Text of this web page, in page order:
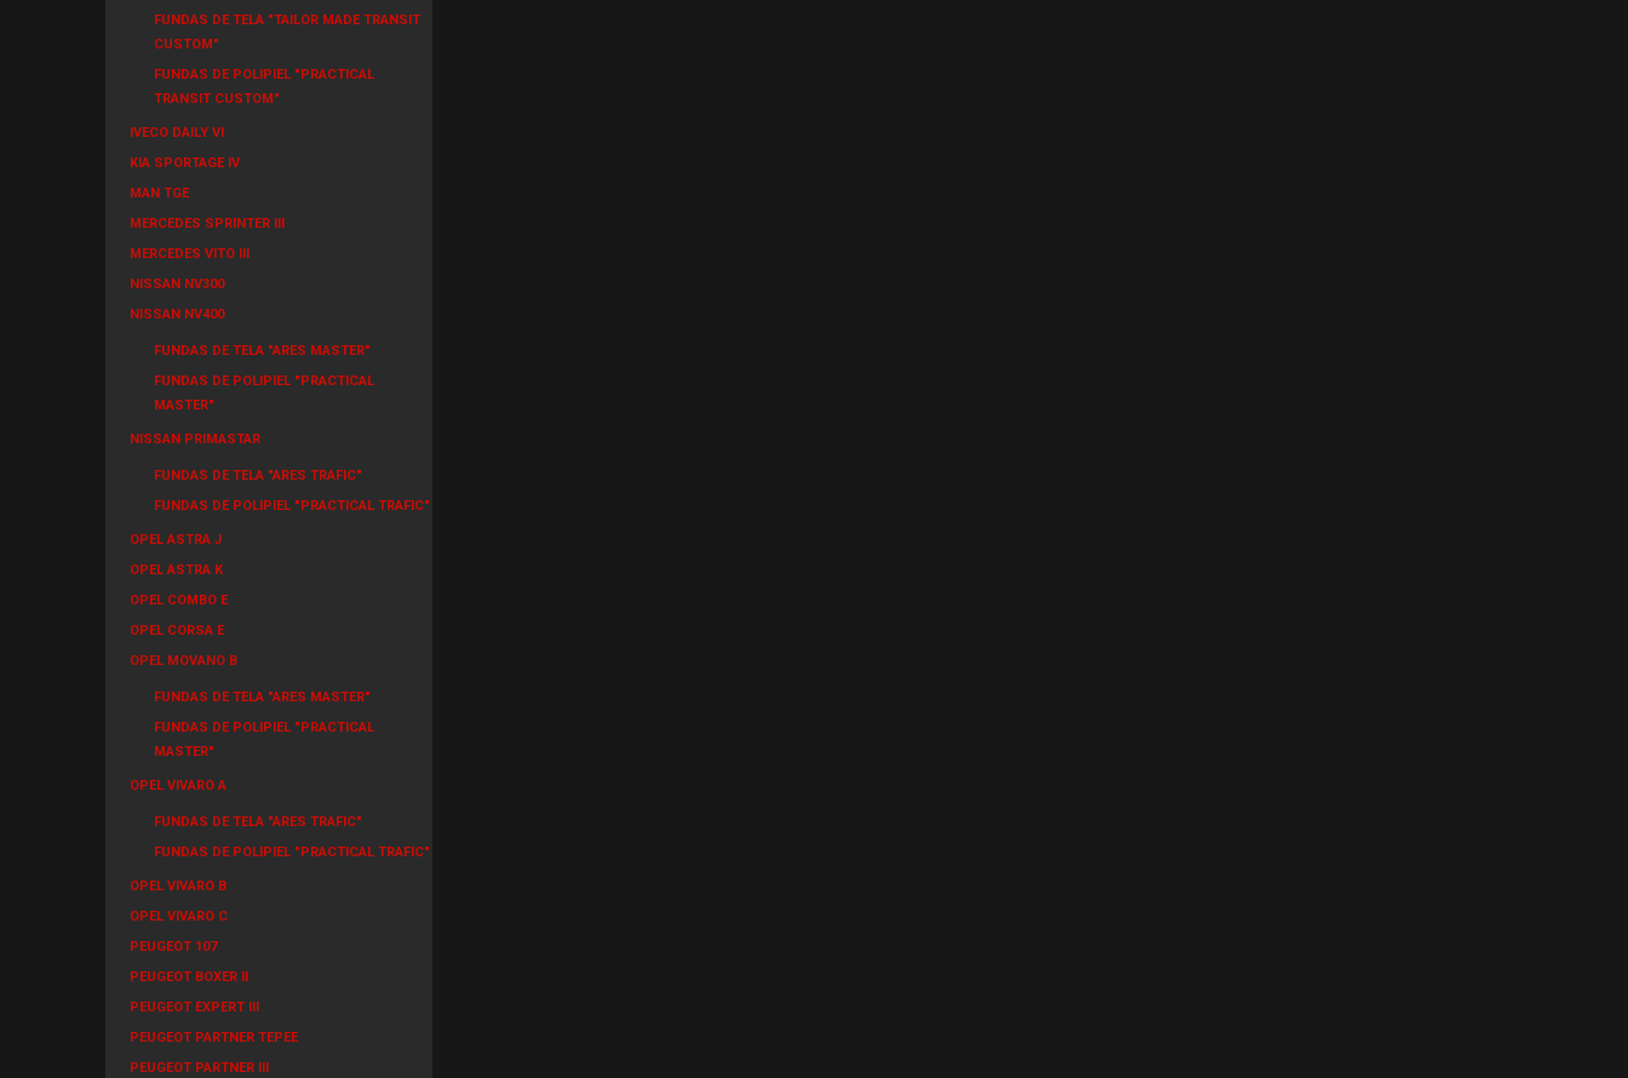
FUNDAS DE TELA "TAILOR MADE TRANSIT
CUSTOM"
FUNDAS DE POLIPIEL "PRACTICAL
TRANSIT CUSTOM"
IVECO DAILY VI
KIA SPORTAGE IV
MAN TGE
MERCEDES SPRINTER III
MERCEDES VITO III
NISSAN NV300
NISSAN NV400
FUNDAS DE TELA "ARES MASTER"
FUNDAS DE POLIPIEL "PRACTICAL
MASTER"
NISSAN PRIMASTAR
FUNDAS DE TELA "ARES TRAFIC"
FUNDAS DE POLIPIEL "PRACTICAL TRAFIC"
OPEL ASTRA J
OPEL ASTRA K
OPEL COMBO E
OPEL CORSA E
OPEL MOVANO B
FUNDAS DE TELA "ARES MASTER"
FUNDAS DE POLIPIEL "PRACTICAL
MASTER"
OPEL VIVARO A
FUNDAS DE TELA "ARES TRAFIC"
FUNDAS DE POLIPIEL "PRACTICAL TRAFIC"
OPEL VIVARO B
OPEL VIVARO C
PEUGEOT 107
PEUGEOT BOXER II
PEUGEOT EXPERT III
PEUGEOT PARTNER TEPEE
PEUGEOT PARTNER III